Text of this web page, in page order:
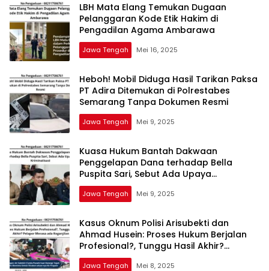
LBH Mata Elang Temukan Dugaan
Pelanggaran Kode Etik Hakim di
Pengadilan Agama Ambarawa
Jawa Tengah Mei 16, 2025
Heboh! Mobil Diduga Hasil Tarikan Paksa
PT Adira Ditemukan di Polrestabes
Semarang Tanpa Dokumen Resmi
Jawa Tengah Mei 9, 2025
Kuasa Hukum Bantah Dakwaan
Penggelapan Dana terhadap Bella
Puspita Sari, Sebut Ada Upaya
Kriminalisasi
Jawa Tengah Mei 9, 2025
Kasus Oknum Polisi Arisubekti dan
Ahmad Husein: Proses Hukum Berjalan
Profesional?, Tunggu Hasil Akhir?
Pelapor Merasa ada Keganjilan
Jawa Tengah Mei 8, 2025